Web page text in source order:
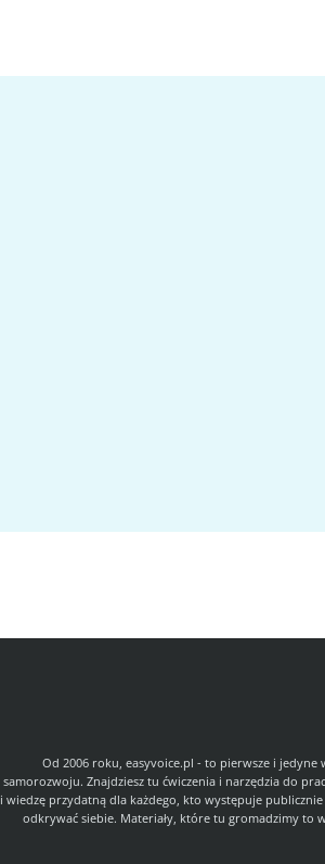
Od 2006 roku, easyvoice.pl - to pierwsze i
samorozwoju. Znajdziesz tu ćwiczenia i narzędzia do
i wiedzę przydatną dla każdego, kto występuje
odkrywać siebie. Materiały, które tu gromadzimy to